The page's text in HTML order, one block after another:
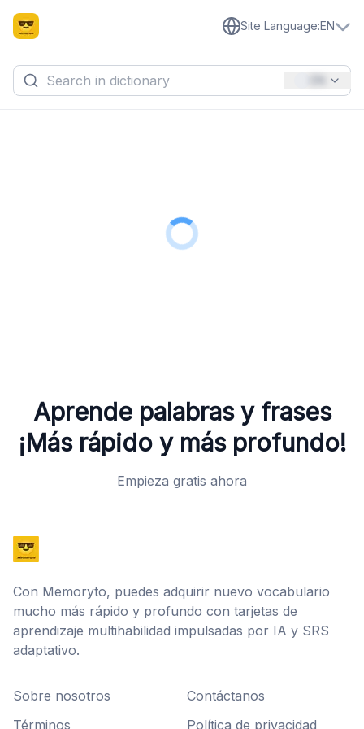
Site Language:EN
Aprende palabras y frases
¡Más rápido y más profundo!
Empieza gratis ahora
Con Memoryto, puedes adquirir nuevo vocabulario
mucho más rápido y profundo con tarjetas de
aprendizaje multihabilidad impulsadas por IA y SRS
adaptativo.
Sobre nosotros
Contáctanos
Términos
Política de privacidad